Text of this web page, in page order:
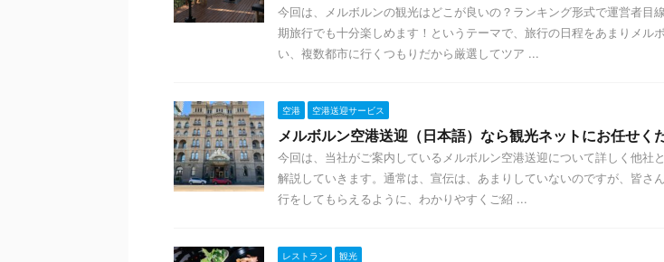
今回は、メルボルンの観光はどこが良いの？ランキング形式で運営者目
期旅行でも十分楽しめます！というテーマで、旅行の日程をあまりメル
い、複数都市に行くつもりだから厳選してツア ...
空港 空港送迎サービス
メルボルン空港送迎（日本語）なら観光ネットにお任せく
今回は、当社がご案内しているメルボルン空港送迎について詳しく他社と
解説していきます。通常は、宣伝は、あまりしていないのですが、皆さ
行をしてもらえるように、わかりやすくご紹 ...
レストラン 観光